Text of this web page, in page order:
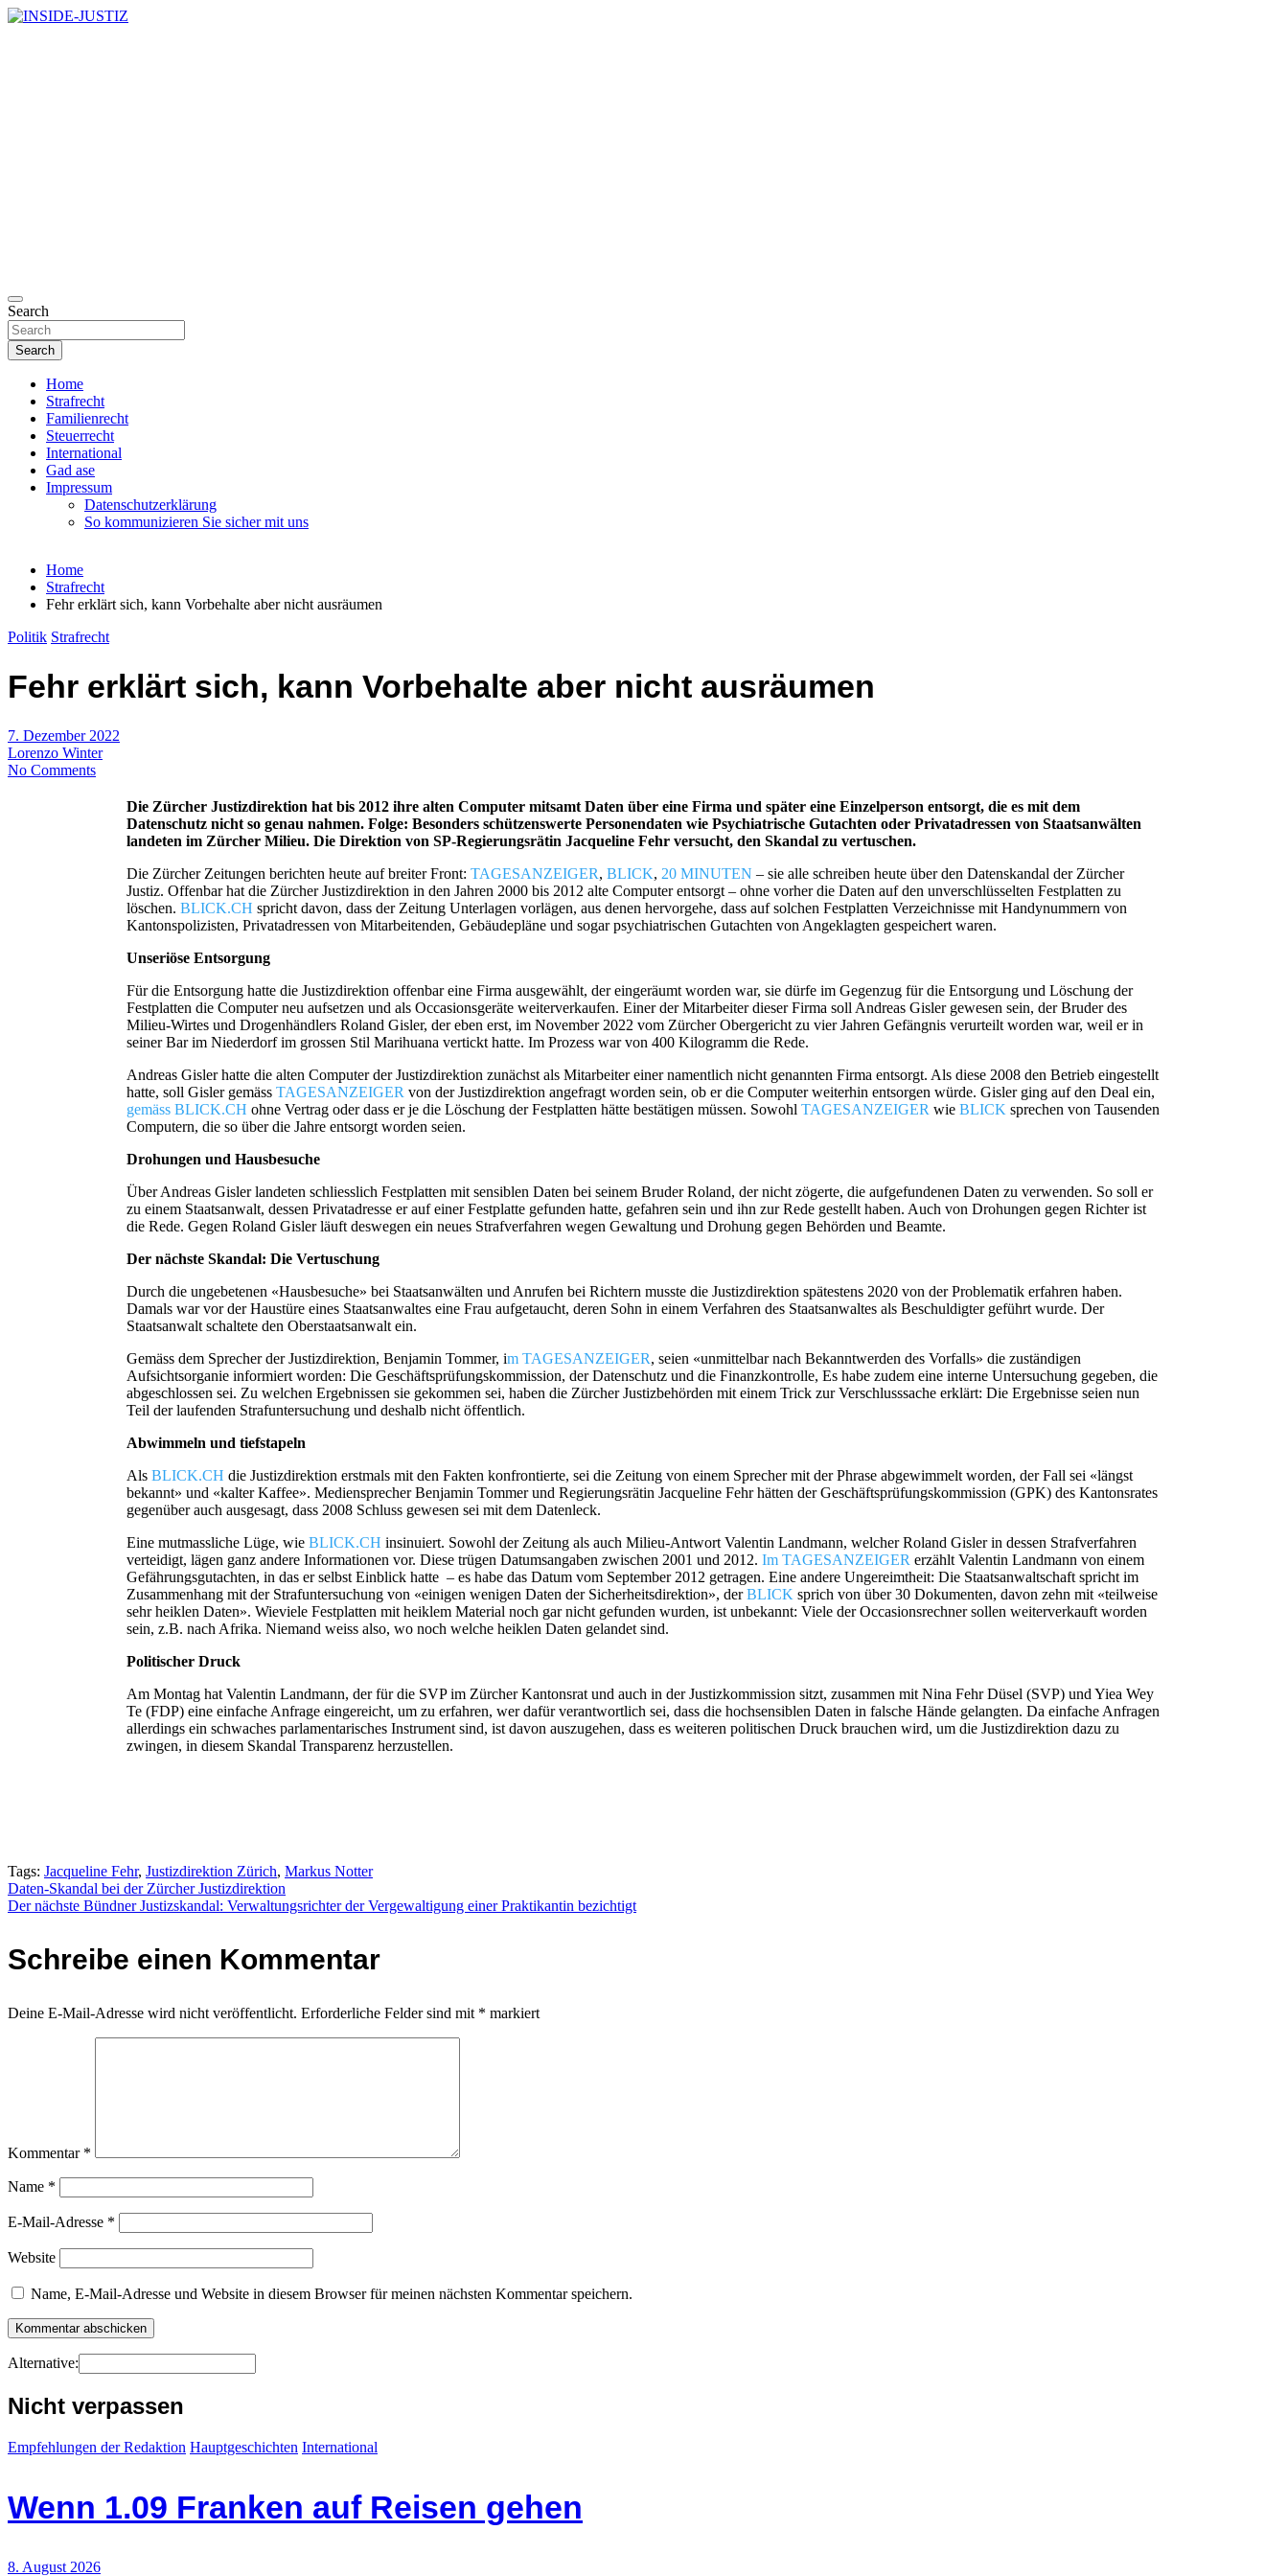
Skip
Search
Search
Home
Strafrecht
Familienrecht
Steuerrecht
International
Gad ase
Impressum
Datenschutzerklärung
So kommunizieren Sie sicher mit uns
Home
Strafrecht
Fehr erklärt sich, kann Vorbehalte aber nicht ausräumen
Politik Strafrecht
Fehr erklärt sich, kann Vorbehalte aber nicht ausräumen
7. Dezember 2022
Lorenzo Winter
No Comments
Die Zürcher Justizdirektion hat bis 2012 ihre alten Computer mitsamt Daten über eine Firma und später eine Einzelperson entsorgt, die es mit dem
Datenschutz nicht so genau nahmen. Folge: Besonders schützenswerte Personendaten wie Psychiatrische Gutachten oder Privatadressen von Staatsanwälten
landeten im Zürcher Milieu. Die Direktion von SP-Regierungsrätin Jacqueline Fehr versucht, den Skandal zu vertuschen.
Die Zürcher Zeitungen berichten heute auf breiter Front: TAGESANZEIGER, BLICK, 20 MINUTEN – sie alle schreiben heute über den Datenskandal der Zürcher
Justiz. Offenbar hat die Zürcher Justizdirektion in den Jahren 2000 bis 2012 alte Computer entsorgt – ohne vorher die Daten auf den unverschlüsselten Festplatten zu
löschen. BLICK.CH spricht davon, dass der Zeitung Unterlagen vorlägen, aus denen hervorgehe, dass auf solchen Festplatten Verzeichnisse mit Handynummern von
Kantonspolizisten, Privatadressen von Mitarbeitenden, Gebäudepläne und sogar psychiatrischen Gutachten von Angeklagten gespeichert waren.
Unseriöse Entsorgung
Für die Entsorgung hatte die Justizdirektion offenbar eine Firma ausgewählt, der eingeräumt worden war, sie dürfe im Gegenzug für die Entsorgung und Löschung der
Festplatten die Computer neu aufsetzen und als Occasionsgeräte weiterverkaufen. Einer der Mitarbeiter dieser Firma soll Andreas Gisler gewesen sein, der Bruder des
Milieu-Wirtes und Drogenhändlers Roland Gisler, der eben erst, im November 2022 vom Zürcher Obergericht zu vier Jahren Gefängnis verurteilt worden war, weil er in
seiner Bar im Niederdorf im grossen Stil Marihuana vertickt hatte. Im Prozess war von 400 Kilogramm die Rede.
Andreas Gisler hatte die alten Computer der Justizdirektion zunächst als Mitarbeiter einer namentlich nicht genannten Firma entsorgt. Als diese 2008 den Betrieb eingestellt
hatte, soll Gisler gemäss TAGESANZEIGER von der Justizdirektion angefragt worden sein, ob er die Computer weiterhin entsorgen würde. Gisler ging auf den Deal ein,
gemäss BLICK.CH ohne Vertrag oder dass er je die Löschung der Festplatten hätte bestätigen müssen. Sowohl TAGESANZEIGER wie BLICK sprechen von Tausenden
Computern, die so über die Jahre entsorgt worden seien.
Drohungen und Hausbesuche
Über Andreas Gisler landeten schliesslich Festplatten mit sensiblen Daten bei seinem Bruder Roland, der nicht zögerte, die aufgefundenen Daten zu verwenden. So soll er
zu einem Staatsanwalt, dessen Privatadresse er auf einer Festplatte gefunden hatte, gefahren sein und ihn zur Rede gestellt haben. Auch von Drohungen gegen Richter ist
die Rede. Gegen Roland Gisler läuft deswegen ein neues Strafverfahren wegen Gewaltung und Drohung gegen Behörden und Beamte.
Der nächste Skandal: Die Vertuschung
Durch die ungebetenen «Hausbesuche» bei Staatsanwälten und Anrufen bei Richtern musste die Justizdirektion spätestens 2020 von der Problematik erfahren haben.
Damals war vor der Haustüre eines Staatsanwaltes eine Frau aufgetaucht, deren Sohn in einem Verfahren des Staatsanwaltes als Beschuldigter geführt wurde. Der
Staatsanwalt schaltete den Oberstaatsanwalt ein.
Gemäss dem Sprecher der Justizdirektion, Benjamin Tommer, im TAGESANZEIGER, seien «unmittelbar nach Bekanntwerden des Vorfalls» die zuständigen
Aufsichtsorganie informiert worden: Die Geschäftsprüfungskommission, der Datenschutz und die Finanzkontrolle, Es habe zudem eine interne Untersuchung gegeben, die
abgeschlossen sei. Zu welchen Ergebnissen sie gekommen sei, haben die Zürcher Justizbehörden mit einem Trick zur Verschlusssache erklärt: Die Ergebnisse seien nun
Teil der laufenden Strafuntersuchung und deshalb nicht öffentlich.
Abwimmeln und tiefstapeln
Als BLICK.CH die Justizdirektion erstmals mit den Fakten konfrontierte, sei die Zeitung von einem Sprecher mit der Phrase abgewimmelt worden, der Fall sei «längst
bekannt» und «kalter Kaffee». Mediensprecher Benjamin Tommer und Regierungsrätin Jacqueline Fehr hätten der Geschäftsprüfungskommission (GPK) des Kantonsrates
gegenüber auch ausgesagt, dass 2008 Schluss gewesen sei mit dem Datenleck.
Eine mutmassliche Lüge, wie BLICK.CH insinuiert. Sowohl der Zeitung als auch Milieu-Antwort Valentin Landmann, welcher Roland Gisler in dessen Strafverfahren
verteidigt, lägen ganz andere Informationen vor. Diese trügen Datumsangaben zwischen 2001 und 2012. Im TAGESANZEIGER erzählt Valentin Landmann von einem
Gefährungsgutachten, in das er selbst Einblick hatte – es habe das Datum vom September 2012 getragen. Eine andere Ungereimtheit: Die Staatsanwaltschaft spricht im
Zusammenhang mit der Strafuntersuchung von «einigen wenigen Daten der Sicherheitsdirektion», derBLICK sprich von über 30 Dokumenten, davon zehn mit «teilweise
sehr heiklen Daten». Wieviele Festplatten mit heiklem Material noch gar nicht gefunden wurden, ist unbekannt: Viele der Occasionsrechner sollen weiterverkauft worden
sein, z.B. nach Afrika. Niemand weiss also, wo noch welche heiklen Daten gelandet sind.
Politischer Druck
Am Montag hat Valentin Landmann, der für die SVP im Zürcher Kantonsrat und auch in der Justizkommission sitzt, zusammen mit Nina Fehr Düsel (SVP) und Yiea Wey
Te (FDP) eine einfache Anfrage eingereicht, um zu erfahren, wer dafür verantwortlich sei, dass die hochsensiblen Daten in falsche Hände gelangten. Da einfache Anfragen
allerdings ein schwaches parlamentarisches Instrument sind, ist davon auszugehen, dass es weiteren politischen Druck brauchen wird, um die Justizdirektion dazu zu
zwingen, in diesem Skandal Transparenz herzustellen.
Tags: Jacqueline Fehr, Justizdirektion Zürich, Markus Notter
Beitragsnavigation
Daten-Skandal bei der Zürcher Justizdirektion
Der nächste Bündner Justizskandal: Verwaltungsrichter der Vergewaltigung einer Praktikantin bezichtigt
Schreibe einen Kommentar
Deine E-Mail-Adresse wird nicht veröffentlicht. Erforderliche Felder sind mit * markiert
Kommentar *
Name *
E-Mail-Adresse *
Website
Name, E-Mail-Adresse und Website in diesem Browser für meinen nächsten Kommentar speichern.
Alternative:
Nicht verpassen
Empfehlungen der Redaktion Hauptgeschichten International
Wenn 1.09 Franken auf Reisen gehen
8. August 2026